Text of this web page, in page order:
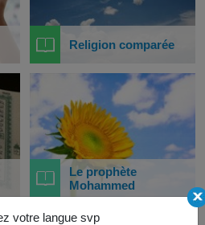
Religion comparée
Le prophète
Mohammed
votre langue svp